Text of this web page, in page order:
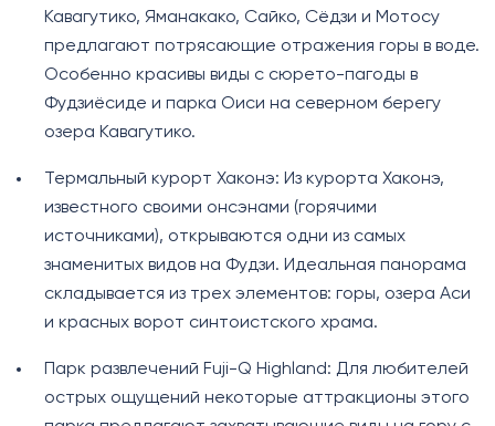
Кавагутико, Яманакако, Сайко, Сёдзи и Мотосу
предлагают потрясающие отражения горы в воде.
Особенно красивы виды с сюрето-пагоды в
Фудзиёсиде и парка Оиси на северном берегу
озера Кавагутико.
Термальный курорт Хаконэ: Из курорта Хаконэ,
известного своими онсэнами (горячими
источниками), открываются одни из самых
знаменитых видов на Фудзи. Идеальная панорама
складывается из трех элементов: горы, озера Аси
и красных ворот синтоистского храма.
Парк развлечений Fuji-Q Highland: Для любителей
острых ощущений некоторые аттракционы этого